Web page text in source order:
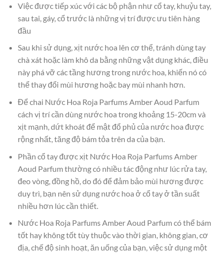
Việc được tiếp xúc với các bộ phận như cổ tay, khuỷu tay,
sau tai, gáy, cổ trước là những vị trí được ưu tiên hàng
đầu
Sau khi sử dụng, xịt nước hoa lên cơ thể, tránh dùng tay
chà xát hoặc làm khô da bằng những vật dụng khác, điều
này phá vỡ các tầng hương trong nước hoa, khiến nó có
thể thay đổi mùi hương hoặc bay mùi nhanh hơn.
Để chai Nước Hoa Roja Parfums Amber Aoud Parfum
cách vị trí cần dùng nước hoa trong khoảng 15-20cm và
xịt mạnh, dứt khoát để mật đổ phủ của nước hoa được
rộng nhất, tăng độ bám tỏa trên da của bạn.
Phần cổ tay được xịt Nước Hoa Roja Parfums Amber
Aoud Parfum thường có nhiều tác động như lúc rửa tay,
đeo vòng, đồng hồ, do đó để đảm bảo mùi hương được
duy trì, bạn nên sử dụng nước hoa ở cổ tay ở tần suất
nhiều hơn lúc cần thiết.
Nước Hoa Roja Parfums Amber Aoud Parfum có thể bám
tốt hay không tốt tùy thuộc vào thời gian, không gian, cơ
địa, chế độ sinh hoạt, ăn uống của bạn, việc sử dụng một